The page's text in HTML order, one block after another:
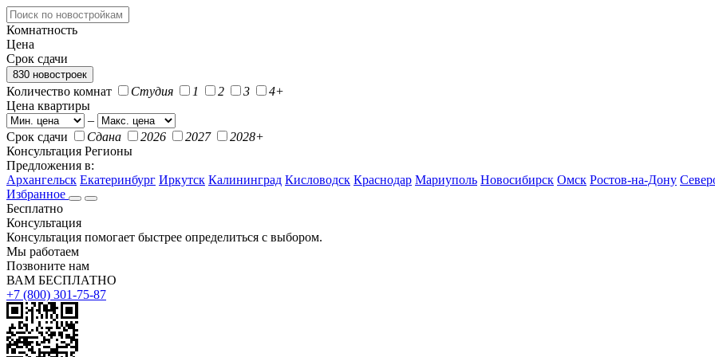
Комнатность
Цена
Срок сдачи
830 новостроек
Количество комнат Студия 1 2 3
4+
Цена квартиры
–
Срок сдачи
Сдана 2026 2027
2028+
Консультация Регионы
Предложения в:
Архангельск Екатеринбург Иркутск Калининград Кисловодск Краснодар Мариуполь Новосибирск Омск Ростов-на-Дону
Избранное
Бесплатно
Консультация
Консультация помогает быстрее определиться с выбором.
Мы работаем
Позвоните нам
ВАМ БЕСПЛАТНО
+7 (800) 301-75-87